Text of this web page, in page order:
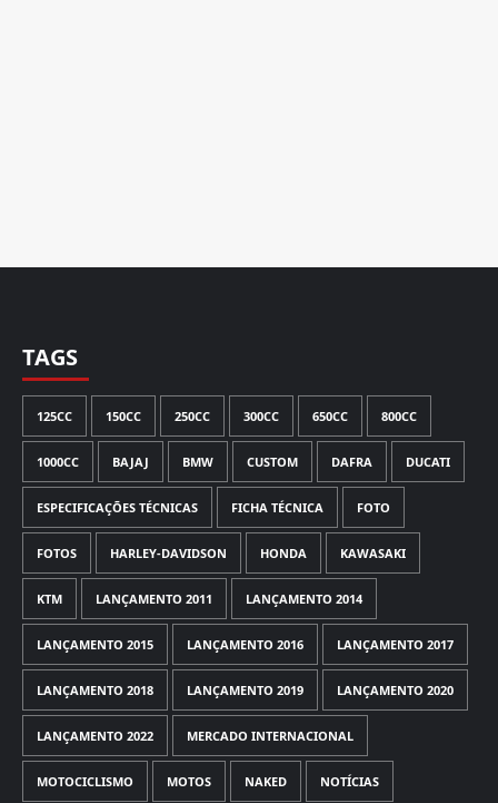
TAGS
125CC 150CC 250CC 300CC 650CC 800CC
1000CC BAJAJ BMW CUSTOM DAFRA DUCATI
ESPECIFICAÇÕES TÉCNICAS FICHA TÉCNICA FOTO
FOTOS HARLEY-DAVIDSON HONDA KAWASAKI
KTM LANÇAMENTO 2011 LANÇAMENTO 2014
LANÇAMENTO 2015 LANÇAMENTO 2016 LANÇAMENTO 2017
LANÇAMENTO 2018 LANÇAMENTO 2019 LANÇAMENTO 2020
LANÇAMENTO 2022 MERCADO INTERNACIONAL
MOTOCICLISMO MOTOS NAKED NOTÍCIAS